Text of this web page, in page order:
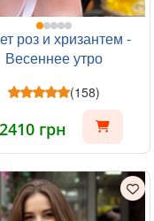
роз и хризантем -
Весеннее утро
(158)
2410 грн